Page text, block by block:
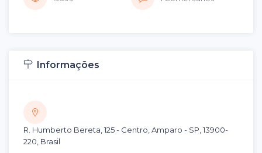
Informações
R. Humberto Bereta, 125 - Centro, Amparo - SP, 13900-
220, Brasil